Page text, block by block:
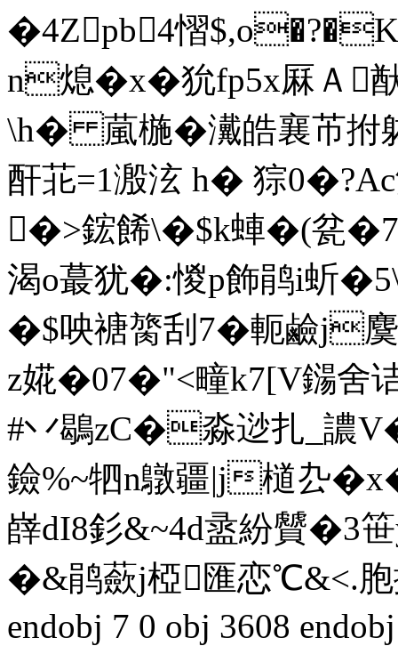
�4Zpb4慴$,o�?�K
n熄�x�狁fp5x厤Ａ
\h� 葻椸�瀻皓襄芇拊
酐苝=1溵泫 h� 猔
�>鋐餙\�$k蛼�(瓫�7
渴o蕞犹�:惾p飾鹃i蚚
�$咉禟膐刮7�軛鹼j
z婲�07�"<疃k7[V鐋舍
#丷鶡zC�淼逤扎_譨
鐱%~牭n鷻疆|j檤厹
嶭dI8釤&~4d盝紛贙
�&鹃蘝j椏匯恋℃&<.
endobj 7 0 obj 3608